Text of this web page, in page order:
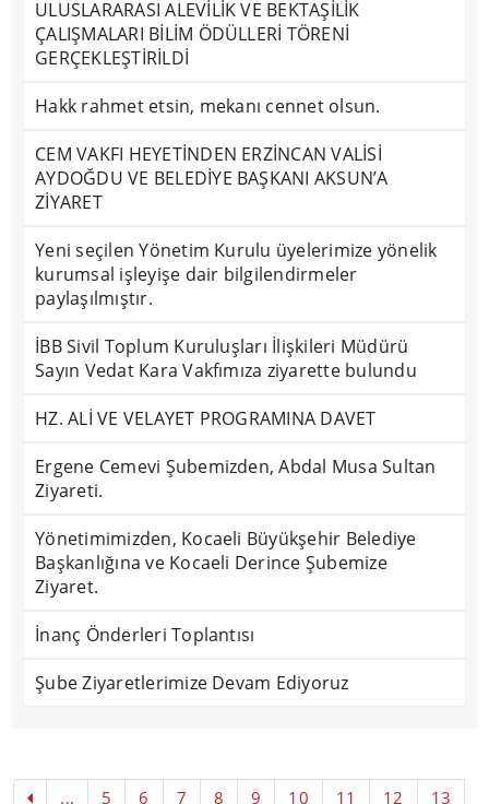
ULUSLARARASI ALEVİLİK VE BEKTAŞİLİK
ÇALIŞMALARI BİLİM ÖDÜLLERİ TÖRENİ
GERÇEKLEŞTİRİLDİ
Hakk rahmet etsin, mekanı cennet olsun.
CEM VAKFI HEYETİNDEN ERZİNCAN VALİSİ
AYDOĞDU VE BELEDİYE BAŞKANI AKSUN’A
ZİYARET
Yeni seçilen Yönetim Kurulu üyelerimize yönelik
kurumsal işleyişe dair bilgilendirmeler
paylaşılmıştır.
İBB Sivil Toplum Kuruluşları İlişkileri Müdürü
Sayın Vedat Kara Vakfımıza ziyarette bulundu
HZ. ALİ VE VELAYET PROGRAMINA DAVET
Ergene Cemevi Şubemizden, Abdal Musa Sultan
Ziyareti.
Yönetimimizden, Kocaeli Büyükşehir Belediye
Başkanlığına ve Kocaeli Derince Şubemize
Ziyaret.
İnanç Önderleri Toplantısı
Şube Ziyaretlerimize Devam Ediyoruz
... 5 6 7 8 9 10 11 12 13